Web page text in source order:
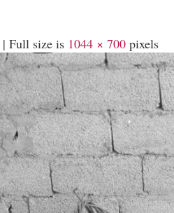
| Full size is 1044 × 700pixels